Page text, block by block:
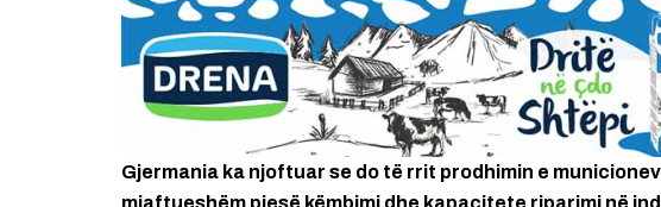
Gjermania ka njoftuar se do të rrit prodhimin e